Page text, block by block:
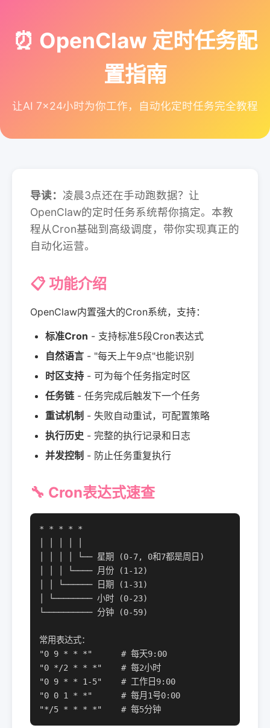
⏰ OpenClaw 定时任务配
置指南
让AI 7×24小时为你工作，自动化定时任务完全教程
导读： 凌晨3点还在手动跑数据？让
OpenClaw的定时任务系统帮你搞定。本教
程从Cron基础到高级调度，带你实现真正的
自动化运营。
📋 功能介绍
OpenClaw内置强大的Cron系统，支持：
标准Cron - 支持标准5段Cron表达式
自然语言 - "每天上午9点"也能识别
时区支持 - 可为每个任务指定时区
任务链- 任务完成后触发下一个任务
重试机制 - 失败自动重试，可配置策略
执行历史 - 完整的执行记录和日志
并发控制 - 防止任务重复执行
🔧 Cron表达式速查
* * * * *
│ │ │ │ └── 星期 (0-7, 0和7都是周日)
│ │ │ └──── 月份 (1-12)
│ │ └────── 日期 (1-31)
│ └──────── 小时 (0-23)
└────────── 分钟 (0-59)
常用表达式：
"0 9 * * *"      # 每天9:00
"0 */2 * * *"    # 每2小时
"0 9 * * 1-5"    # 工作日9:00
"0 0 1 * *"      # 每月1号0:00
"*/5 * * * *"    # 每5分钟